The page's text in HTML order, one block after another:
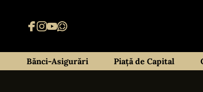
Bănci-Asigurări Piață de Capital